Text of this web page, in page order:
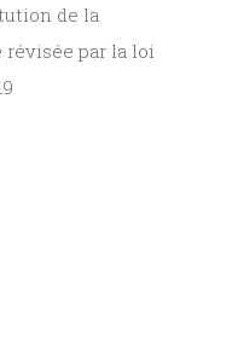
de la
révisée par la loi